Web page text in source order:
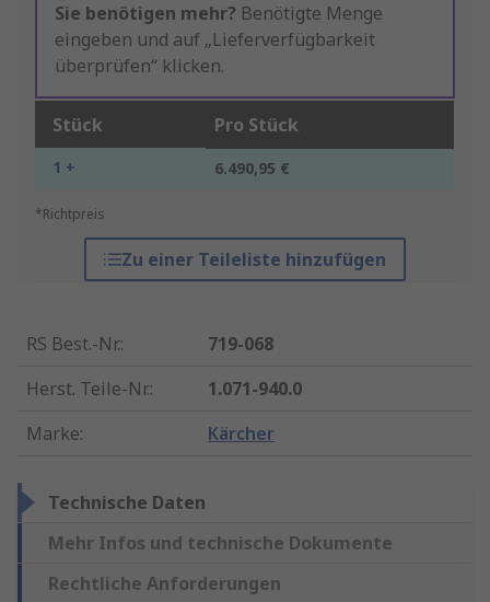
Sie benötigen mehr? Benötigte Menge
eingeben und auf „Lieferverfügbarkeit
überprüfen“ klicken.
Stück Pro Stück
1 + 6.490,95 €
*Richtpreis
Zu einer Teileliste hinzufügen
RS Best.-Nr.:
719-068
Herst. Teile-Nr.:
1.071-940.0
Marke: Kärcher
Technische Daten
Mehr Infos und technische Dokumente
Rechtliche Anforderungen